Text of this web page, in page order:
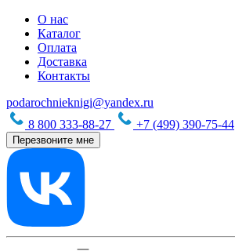
О нас
Каталог
Оплата
Доставка
Контакты
podarochnieknigi@yandex.ru
8 800 333-88-27
+7 (499) 390-75-44
Перезвоните мне